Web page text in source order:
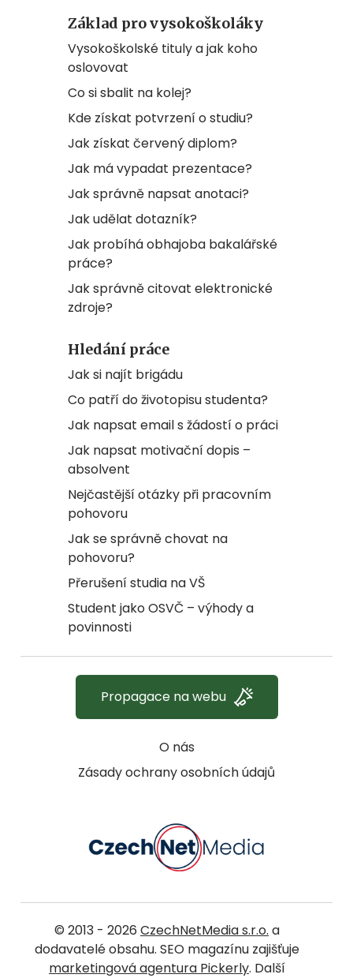
Základ pro vysokoškoláky
Vysokoškolské tituly a jak koho
oslovovat
Co si sbalit na kolej?
Kde získat potvrzení o studiu?
Jak získat červený diplom?
Jak má vypadat prezentace?
Jak správně napsat anotaci?
Jak udělat dotazník?
Jak probíhá obhajoba bakalářské
práce?
Jak správně citovat elektronické
zdroje?
Hledání práce
Jak si najít brigádu
Co patří do životopisu studenta?
Jak napsat email s žádostí o práci
Jak napsat motivační dopis –
absolvent
Nejčastější otázky při pracovním
pohovoru
Jak se správně chovat na
pohovoru?
Přerušení studia na VŠ
Student jako OSVČ – výhody a
povinnosti
O nás
Zásady ochrany osobních údajů
Propagace na webu
© 2013 - 2026 CzechNetMedia s.r.o. a
dodavatelé obsahu. SEO magazínu zajišťuje
marketingová agentura Pickerly. Další